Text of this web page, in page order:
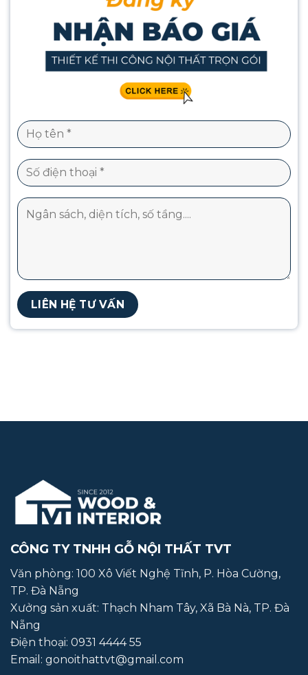
CÔNG TY TNHH GỖ NỘI THẤT TVT
Văn phòng: 100 Xô Viết Nghệ Tĩnh, P. Hòa Cường,
TP. Đà Nẵng
Xưởng sản xuất: Thạch Nham Tây, Xã Bà Nà, TP. Đà
Nẵng
Điện thoại: 0931 4444 55
Email: gonoithattvt@gmail.com